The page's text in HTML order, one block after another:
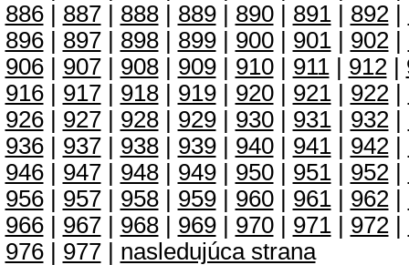
886| 887| 888| 889| 890| 891| 892|
896| 897| 898| 899| 900| 901| 902|
906| 907| 908| 909| 910| 911| 912|
916| 917| 918| 919| 920| 921| 922|
926| 927| 928| 929| 930| 931| 932|
936| 937| 938| 939| 940| 941| 942|
946| 947| 948| 949| 950| 951| 952|
956| 957| 958| 959| 960| 961| 962|
966| 967| 968| 969| 970| 971| 972|
976| 977| nasledujúca strana